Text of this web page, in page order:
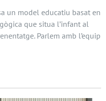
un model educatiu basat en
que situa l’infant al
Parlem amb l’equip